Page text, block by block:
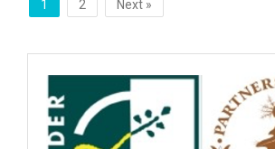
Page
1 Page
2 Next »